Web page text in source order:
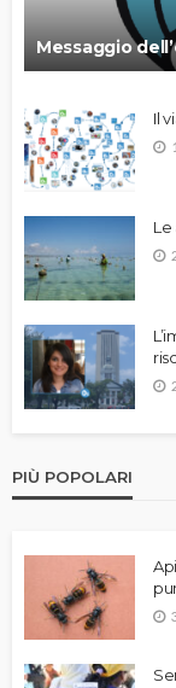
Messaggio
Il
Le
PIÙ POPOLARI